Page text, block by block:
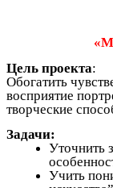
Цель проекта:
Обогатить
восприятие
творческие
Задачи:
Уточнить
Учить